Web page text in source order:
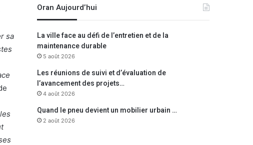
sa
Oran Aujourd’hui
La ville face au défi de l’entretien et de la
maintenance durable
5 août 2026
Les réunions de suivi et d’évaluation de
l’avancement des projets…
4 août 2026
Quand le pneu devient un mobilier urbain …
2 août 2026